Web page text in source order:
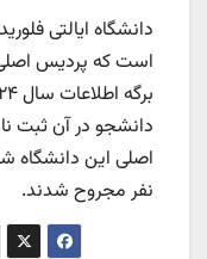
است که پردیس
اصلی این دانشگاه
نفر مجروح شدند.